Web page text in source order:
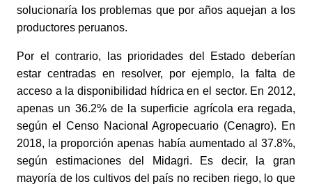
solucionaría los problemas que por años aquejan a los
productores peruanos.
Por el contrario, las prioridades del Estado deberían
estar centradas en resolver, por ejemplo, la falta de
acceso a la disponibilidad hídrica en el sector. En 2012,
apenas un 36.2% de la superficie agrícola era regada,
según el Censo Nacional Agropecuario (Cenagro). En
2018, la proporción apenas había aumentado al 37.8%,
según estimaciones del Midagri. Es decir, la gran
mayoría de los cultivos del país no reciben riego, lo que